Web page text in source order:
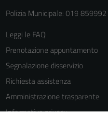
Polizia Municipale: 019 859992
Leggi le FAQ
Prenotazione appuntamento
Segnalazione disservizio
Richiesta assistenza
Amministrazione trasparente
Informativa privacy